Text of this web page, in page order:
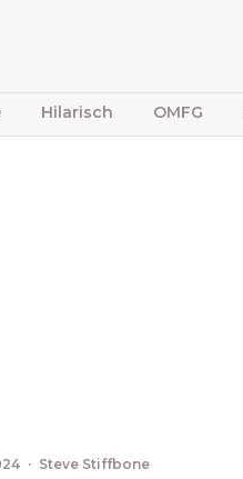
Hilarisch OMFG
· Steve Stiffbone